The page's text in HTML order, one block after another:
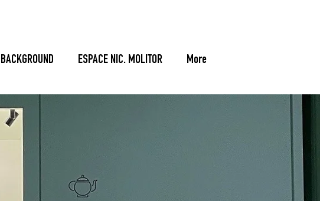
BACKGROUND ESPACE NIC. MOLITOR More